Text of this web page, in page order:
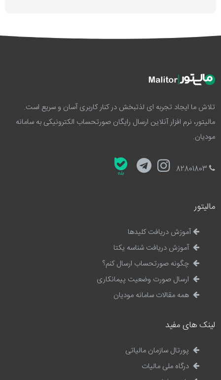
تلاش ما ایجاد تجربه ای لذتبخش در کنار کاربری آسان و سریع است.
مالیتور، نرم افزار آنلاین ارسال رایگان صورتحساب الکترونیکی به سامانه
مودیان.
مالیتور
آموزش دریافت کلیدها
آموزش دریافت شناسه یکتا
چگونه صورتحساب ارسال کنم؟
ارسال صورت وضعیت پیمانکاری
همه مقالات سامانه مودیان
لینک های مفید
پورتال سازمان مالیاتی
درگاه ملی مالیات